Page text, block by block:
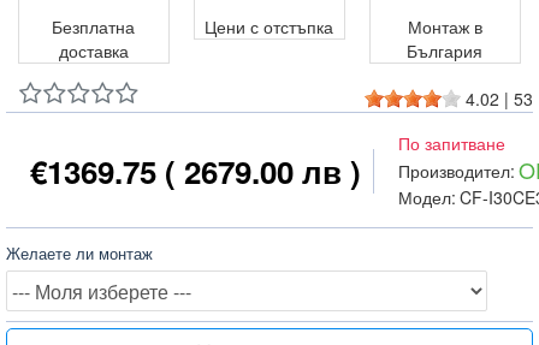
4.02 | 53
€1369.75 ( 2679.00 лв )
По запитване
Производител:
Модел: CF-
Желаете ли монтаж
Безплатна
доставка
Цени с отстъпка
Монтаж в
България